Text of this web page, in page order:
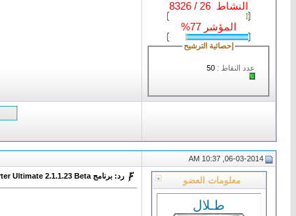
النشاط 26 / 8326
المؤشر 77%
إحصائية الترشيح
عدد النقاط :50
معلومات العضو
طـلال
رد: برنامج VSO DVD Converter Ultimate 2.1.1.23 Beta لتحويل ملفات فيديو DVD